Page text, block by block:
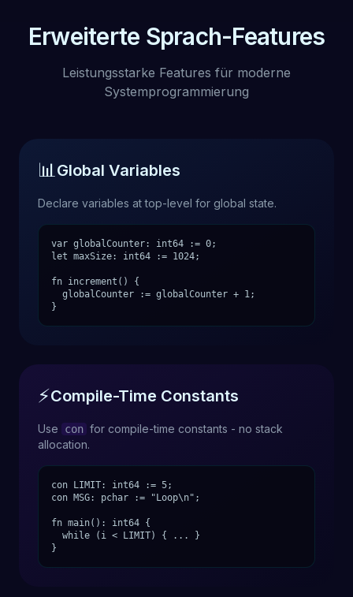
Erweiterte Sprach-Features
Leistungsstarke Features für moderne
Systemprogrammierung
📊Global Variables
Declare variables at top-level for global state.
var globalCounter: int64 := 0;
let maxSize: int64 := 1024;
fn increment() {
globalCounter := globalCounter + 1;
}
⚡Compile-Time Constants
Use con for compile-time constants - no stack
allocation.
con LIMIT: int64 := 5;
con MSG: pchar := "Loop\n";
fn main(): int64 {
while (i < LIMIT) { ... }
}